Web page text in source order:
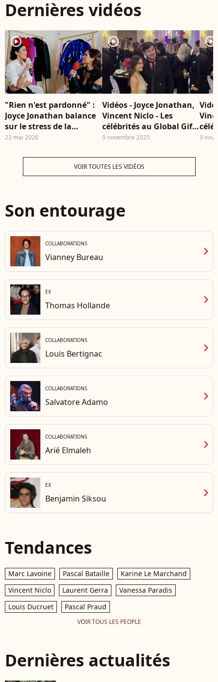
Aubert via Bestimage
Joyce Jonathan a
son père Philippe
Jonathan sur son
compte Instagram
suite à son décès il y a
quelques jours
Dernières vidéos
player2
"Rien n'est pardonné" :
Joyce Jonathan balance
sur le stress de la
montée des marches 📸
23 mai 2026
player2
Vidéos - Joyce Jonathan,
Vincent Niclo - Les
célébrités au Global Gift
Gala Paris à l'hôtel Four
France, le 8 novembre
2025 Eternity /
Bestimage
9 novembre 2025
player2
9
VOIR TOUTES LES VIDÉOS
Son entourage
COLLABORATIONS
Vianney Bureau chevron_right
EX
Thomas Hollande chevron_right
COLLABORATIONS
Louis Bertignac chevron_right
COLLABORATIONS
Salvatore Adamo chevron_right
COLLABORATIONS
Arié Elmaleh chevron_right
EX
Benjamin Siksou chevron_right
Tendances
Marc Lavoine Pascal Bataille
Karine Le Marchand
Vincent Niclo
Laurent Gerra
Vanessa Paradis
Louis Ducruet
Pascal Praud
VOIR TOUS LES PEOPLE
Dernières actualités